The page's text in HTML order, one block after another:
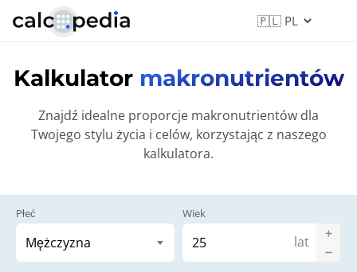
Kalkulator makronutrientów
Znajdź idealne proporcje makronutrientów dla
Twojego stylu życia i celów, korzystając z naszego
kalkulatora.
Płeć Wiek
lat